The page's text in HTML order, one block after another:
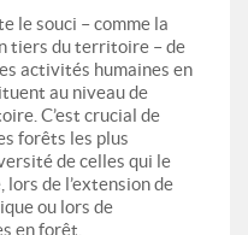
le souci – comme la
tiers du territoire – de
activités humaines en
au niveau de
C’est crucial de
forêts les plus
de celles qui le
de l’extension de
ou lors de
en forêt.